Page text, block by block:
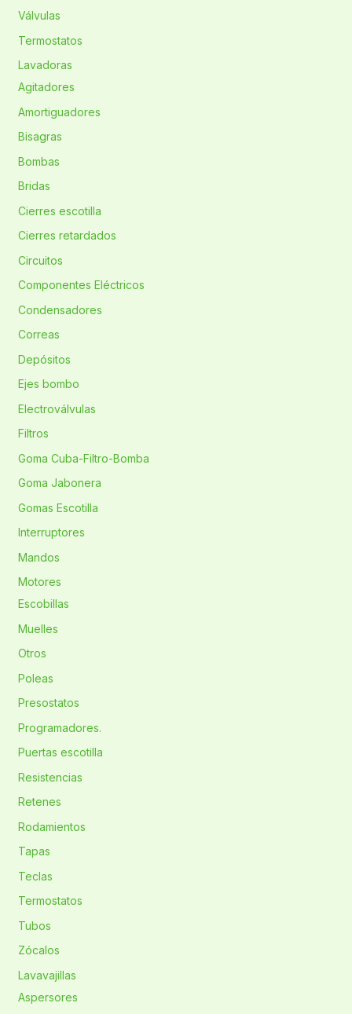
Válvulas
Termostatos
Lavadoras
Agitadores
Amortiguadores
Bisagras
Bombas
Bridas
Cierres escotilla
Cierres retardados
Circuitos
Componentes Eléctricos
Condensadores
Correas
Depósitos
Ejes bombo
Electroválvulas
Filtros
Goma Cuba-Filtro-Bomba
Goma Jabonera
Gomas Escotilla
Interruptores
Mandos
Motores
Escobillas
Muelles
Otros
Poleas
Presostatos
Programadores.
Puertas escotilla
Resistencias
Retenes
Rodamientos
Tapas
Teclas
Termostatos
Tubos
Zócalos
Lavavajillas
Aspersores